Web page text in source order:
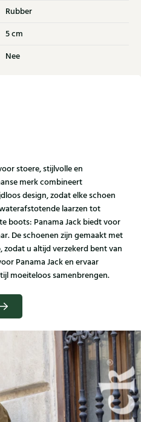
Rubber
5 cm
Nee
stoere, stijlvolle en
merk combineert
design, zodat elke schoen
laarzen tot
boots: Panama Jack biedt voor
De schoenen zijn gemaakt met
u altijd verzekerd bent van
Panama Jack en ervaar
moeiteloos samenbrengen.